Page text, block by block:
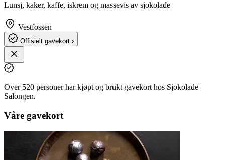
Lunsj, kaker, kaffe, iskrem og massevis av sjokolade
Vestfossen
Offisielt gavekort ›
Over 520 personer har kjøpt og brukt gavekort hos Sjokolade
Salongen.
Våre gavekort